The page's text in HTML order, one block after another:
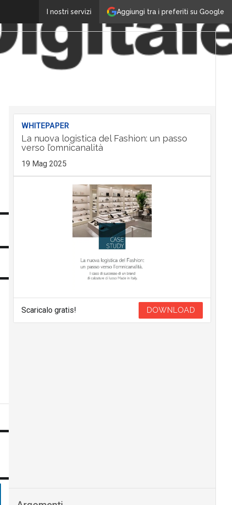
Aggiungi tra i preferiti su Google
I nostri servizi
WHITEPAPER
La nuova logistica del Fashion: un passo
verso l’omnicanalità
19 Mag 2025
Scaricalo gratis! DOWNLOAD